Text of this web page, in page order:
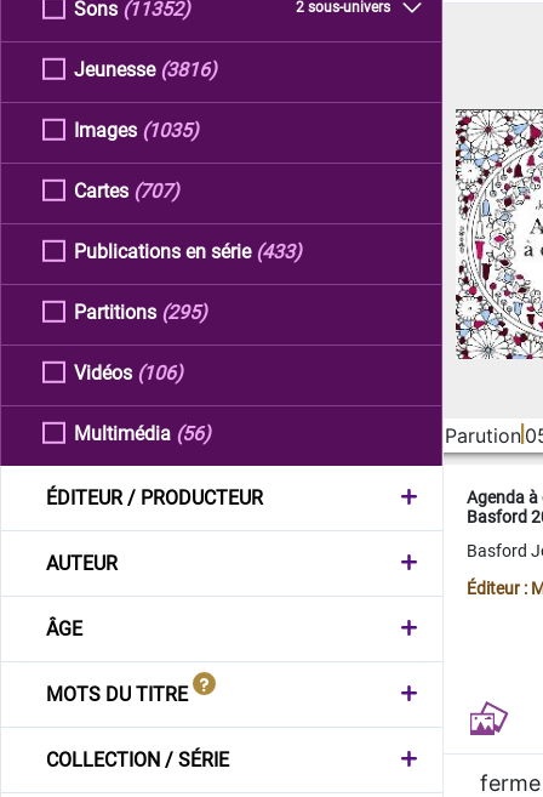
Sons 2 sous-univers
(11352)
Jeunesse (3816)
Images (1035)
Cartes (707)
Publications en série (433)
Partitions (295)
Vidéos (106)
Multimédia (56)
ÉDITEUR / PRODUCTEUR
AUTEUR
ÂGE
MOTS DU TITRE
COLLECTION / SÉRIE
Parution
Agenda
Basford
Basford
Éditeur :
ferme